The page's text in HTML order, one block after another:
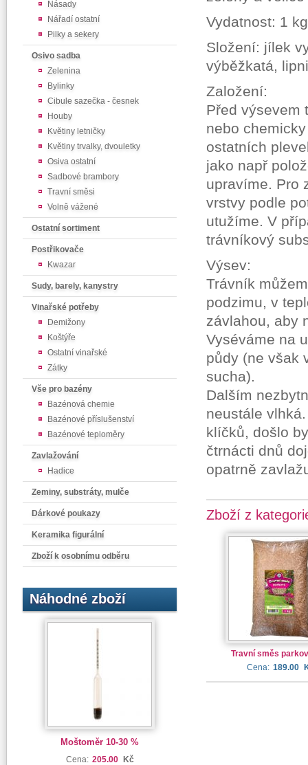
Násady
Nářadí ostatní
Pilky a sekery
Osivo sadba
Zelenina
Bylinky
Cibule sazečka - česnek
Houby
Květiny letničky
Květiny trvalky, dvouletky
Osiva ostatní
Sadbové brambory
Travní směsi
Volně vážené
Ostatní sortiment
Postřikovače
Kwazar
Sudy, barely, kanystry
Vinařské potřeby
Demižony
Koštýře
Ostatní vinařské
Zátky
Vše pro bazény
Bazénová chemie
Bazénové příslušenství
Bazénové teploměry
Zavlažování
Hadice
Zeminy, substráty, mulče
Dárkové poukazy
Keramika figurální
Zboží k osobnímu odběru
Náhodné zboží
Moštoměr 10-30 %
Cena: 205.00 Kč
Vydatnost: 1
Složení: jílek
výběžkatá,
Založení:
Před výsevem
nebo
ostatních
jako např
upravíme. Pro
vrstvy podle
utužíme. V
trávníkový
Výsev:
Trávník
podzimu, v
závlahou, aby
Vyséváme na
půdy (ne však
sucha).
Dalším
neustále
klíčků, došlo
čtrnácti dnů
opatrně
Zboží z
Travní směs
Cena: 189.00